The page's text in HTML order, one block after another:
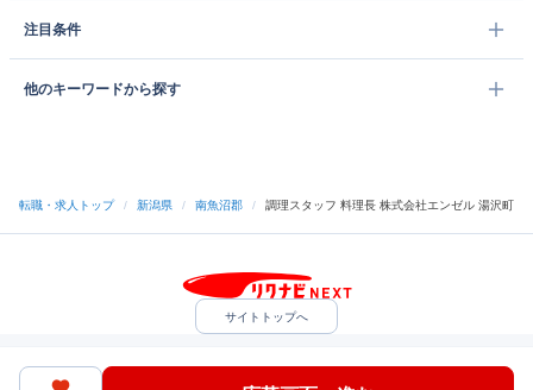
注目条件
他のキーワードから探す
転職・求人トップ / 新潟県 / 南魚沼郡 / 調理スタッフ 料理長 株式会社エンゼル 湯沢町
サイトトップへ
中途採用をご検討の企業様